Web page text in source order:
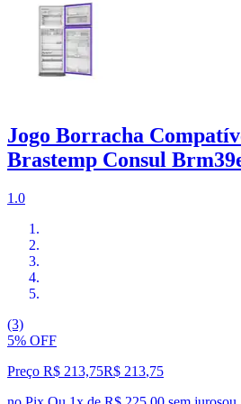
Jogo Borracha
Brastemp Consul
1.0
(3)
5% OFF
Preço R$ 213,75R$ 213,75